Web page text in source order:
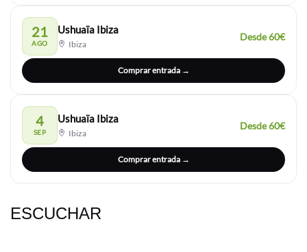
21
AGO
Ushuaïa Ibiza
Ibiza
Desde 60€
Comprar entrada →
4
SEP
Ushuaïa Ibiza
Ibiza
Desde 60€
Comprar entrada →
ESCUCHAR